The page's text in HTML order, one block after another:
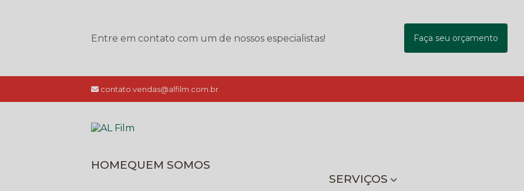
Entre em contato com um de nossos especialistas! Faça seu orçamento
contato.vendas@alfilm.com.br
HOME
QUEM SOMOS
SERVIÇOS